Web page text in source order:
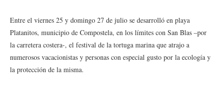
Entre el viernes 25 y domingo 27 de julio se desarrolló en playa
Platanitos, municipio de Compostela, en los límites con San Blas –por
la carretera costera-, el festival de la tortuga marina que atrajo a
numerosos vacacionistas y personas con especial gusto por la ecología y
la protección de la misma.